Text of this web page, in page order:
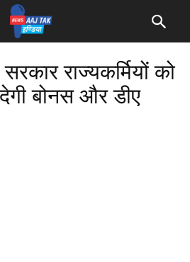
राज्यकर्मियों को
बोनस और डीए